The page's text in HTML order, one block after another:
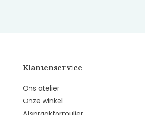
Klantenservice
Ons atelier
Onze winkel